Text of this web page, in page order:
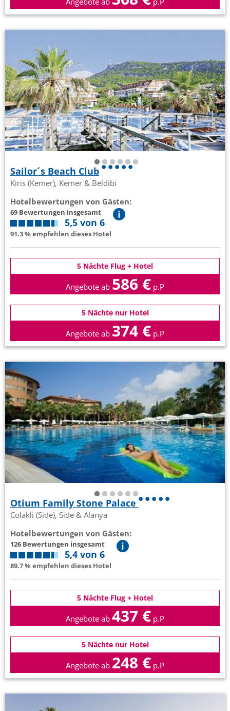
Sailor´s Beach Club
Kiris (Kemer), Kemer & Beldibi
Hotelbewertungen von Gästen:
69 Bewertungen insgesamt
5,5 von 6
91.3 % empfehlen dieses Hotel
5 Nächte Flug + Hotel
Angebote ab 586 € p.P
5 Nächte nur Hotel
Angebote ab 374 € p.P
Otium Family Stone Palace
Colakli (Side), Side & Alanya
Hotelbewertungen von Gästen:
126 Bewertungen insgesamt
5,4 von 6
89.7 % empfehlen dieses Hotel
5 Nächte Flug + Hotel
Angebote ab 437 € p.P
5 Nächte nur Hotel
Angebote ab 248 € p.P